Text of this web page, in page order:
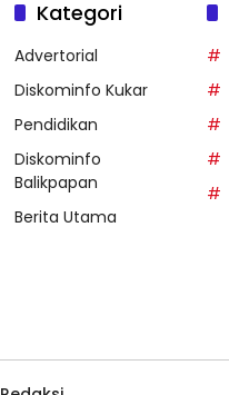
Kategori
Advertorial
Diskominfo Kukar
Pendidikan
Diskominfo
Balikpapan
Berita Utama